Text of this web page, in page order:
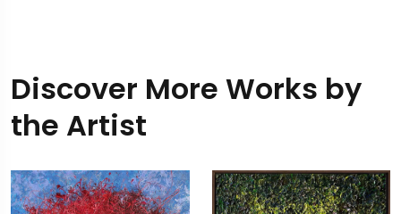
Discover More Works by
the Artist